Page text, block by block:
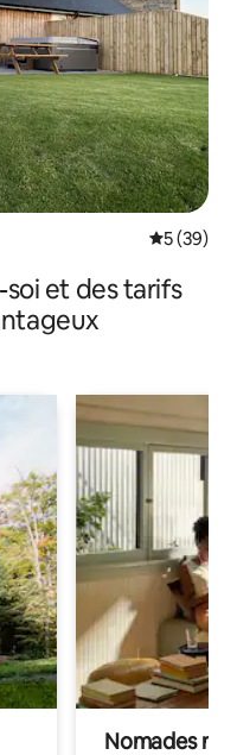
5 (39)
et des tarifs
Nomades